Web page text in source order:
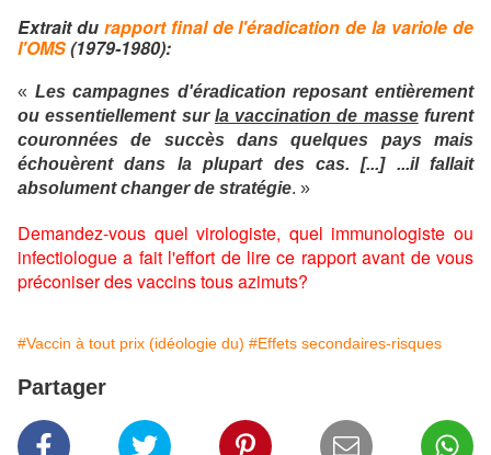
Extrait du rapport final de l'éradication de la variole de
l'OMS(1979-1980):
« Les campagnes d'éradication reposant entièrement
ou essentiellement sur la vaccination de massefurent
couronnées de succès dans quelques pays mais
échouèrent dans la plupart des cas. [...] ...il fallait
absolument changer de stratégie. »
Demandez-vous quel virologiste, quel immunologiste ou
infectiologue a fait l'effort de lire ce rapport avant de vous
préconiser des vaccins tous azimuts?
#Vaccin à tout prix (idéologie du) #Effets secondaires-risques
Partager